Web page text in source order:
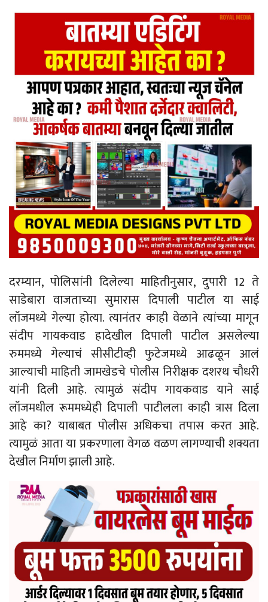
दरम्यान, पोलिसांनी दिलेल्या माहितीनुसार, दुपारी 12 ते
साडेबारा वाजताच्या सुमारास दिपाली पाटील या साई
लॉजमध्ये गेल्या होत्या. त्यानंतर काही वेळाने त्यांच्या मागून
संदीप गायकवाड हादेखील दिपाली पाटील असलेल्या
रुममध्ये गेल्याचं सीसीटीव्ही फुटेजमध्ये आढळून आलं
आल्याची माहिती जामखेडचे पोलीस निरीक्षक दशरथ चौधरी
यांनी दिली आहे. त्यामुळं संदीप गायकवाड याने साई
लॉजमधील रूममध्येही दिपाली पाटीलला काही त्रास दिला
आहे का? याबाबत पोलीस अधिकचा तपास करत आहे.
त्यामुळं आता या प्रकरणाला वेगळ वळण लागण्याची शक्यता
देखील निर्माण झाली आहे.